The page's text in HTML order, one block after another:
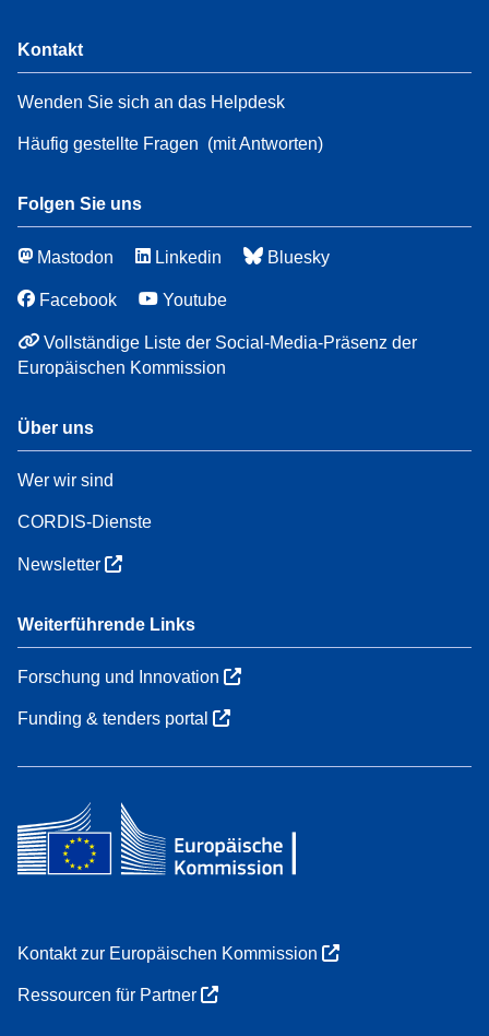
Kontakt
Wenden Sie sich an das Helpdesk
Häufig gestellte Fragen (mit Antworten)
Folgen Sie uns
Mastodon Linkedin Bluesky
Facebook Youtube
Vollständige Liste der Social-Media-Präsenz der
Europäischen Kommission
Über uns
Wer wir sind
CORDIS-Dienste
Newsletter
Weiterführende Links
Forschung und Innovation
Funding & tenders portal
Kontakt zur Europäischen Kommission
Ressourcen für Partner